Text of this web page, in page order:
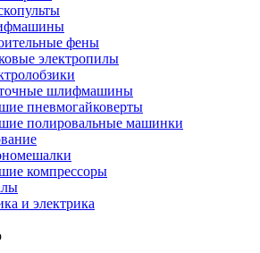
фены
электропилы
шлифмашины
пневмогайковерты
полировальные машинки
компрессоры
и электрика